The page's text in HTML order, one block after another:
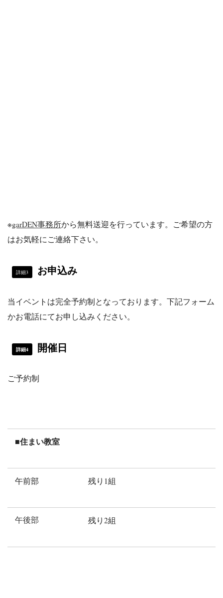
※garDEN事務所から無料送迎を行っています。ご希望の方
はお気軽にご連絡下さい。
詳細3 お申込み
当イベントは完全予約制となっております。下記フォーム
かお電話にてお申し込みください。
詳細4 開催日
ご予約制
■住まい教室
午前部 残り1組
午後部 残り2組